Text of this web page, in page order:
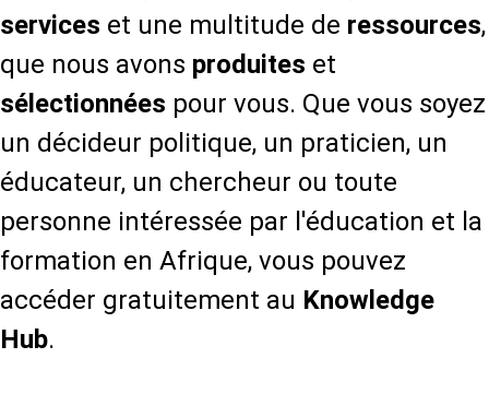
services et une multitude de ressources,
que nous avons produites et
sélectionnées pour vous. Que vous soyez
un décideur politique, un praticien, un
éducateur, un chercheur ou toute
personne intéressée par l'éducation et la
formation en Afrique, vous pouvez
accéder gratuitement au Knowledge
Hub.